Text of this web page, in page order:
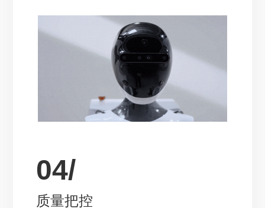
04/
质量把控